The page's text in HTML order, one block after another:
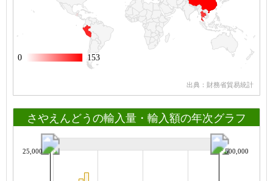
0
0 153
153
出典：財務省貿易統計
さやえんどうの輸入量・輸入額の年次グラフ
25,000 500,000